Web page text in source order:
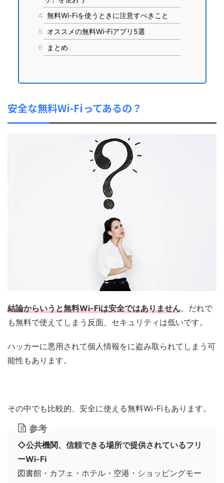
4 無料Wi-Fiを使うときに注意すべきこと
5
オススメの無料Wi-Fiアプリ5選
6
まとめ
安全な無料Wi-Fiってあるの？
結論からいうと無料Wi-Fiは安全ではありません。だれで
も無料で使えてしまう反面、セキュリティは低いです。
ハッカーに悪用されて個人情報をに盗み取られてしまう可
能性もあります。
その中でも比較的、安全に使える無料Wi-Fiもあります。
参考
◇公共機関、信頼できる場所で提供されているフリ
ーWi-Fi
図書館・カフェ・ホテル・空港・ショッピングモー